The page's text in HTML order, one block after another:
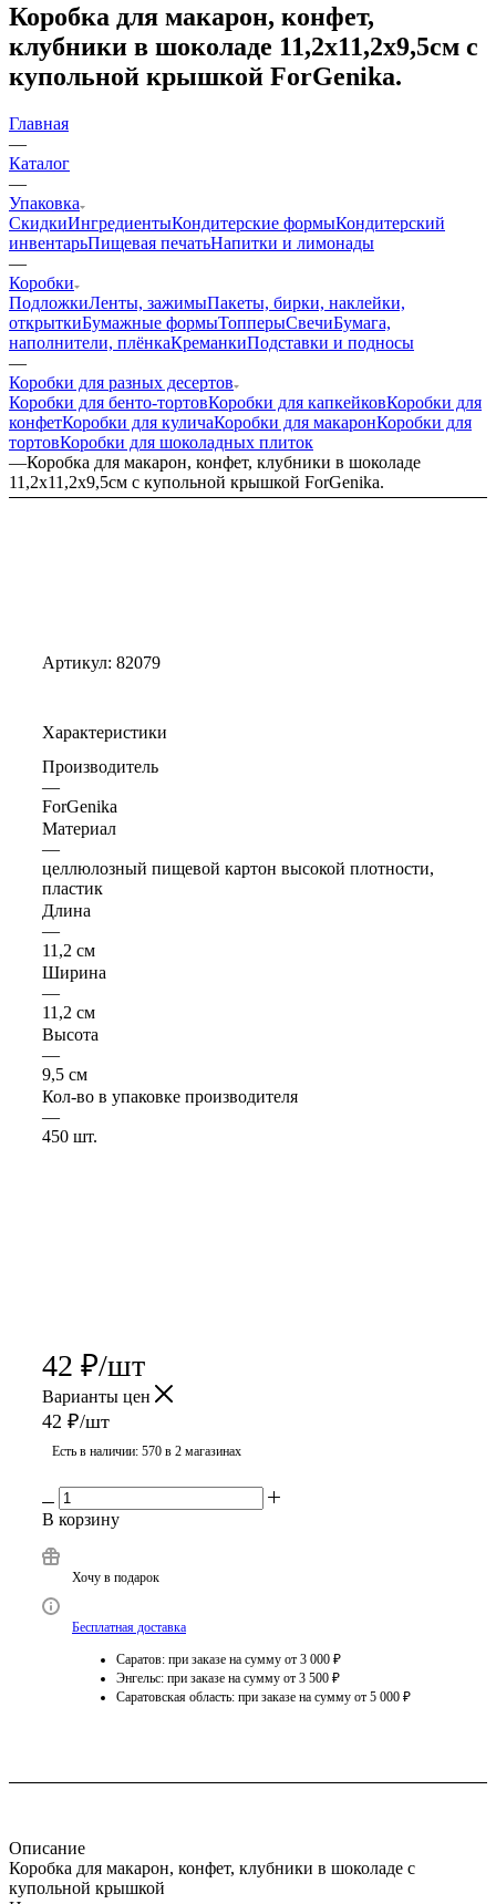
Коробка для макарон, конфет,
клубники в шоколаде 11,2х11,2х9,5см с
купольной крышкой ForGenika.
Главная
—
Каталог
—
Упаковка
СкидкиИнгредиентыКондитерские формыКондитерский
инвентарьПищевая печатьНапитки и лимонады
—
Коробки
ПодложкиЛенты, зажимыПакеты, бирки, наклейки,
открыткиБумажные формыТопперыСвечиБумага,
наполнители, плёнкаКреманкиПодставки и подносы
—
Коробки для разных десертов
Коробки для бенто-тортовКоробки для капкейковКоробки для
конфетКоробки для куличаКоробки для макаронКоробки для
тортовКоробки для шоколадных плиток
—Коробка для макарон, конфет, клубники в шоколаде
11,2х11,2х9,5см с купольной крышкой ForGenika.
Артикул: 82079
Характеристики
Производитель
—
ForGenika
Материал
—
целлюлозный пищевой картон высокой плотности,
пластик
Длина
—
11,2 см
Ширина
—
11,2 см
Высота
—
9,5 см
Кол-во в упаковке производителя
—
450 шт.
42 ₽/шт
Варианты цен
42 ₽/шт
Есть в наличии: 570 в 2 магазинах
В корзину
Хочу в подарок
Бесплатная доставка
Саратов: при заказе на сумму от 3 000 ₽
Энгельс: при заказе на сумму от 3 500 ₽
Саратовская область: при заказе на сумму от 5 000 ₽
Описание
Коробка для макарон, конфет, клубники в шоколаде с
купольной крышкой